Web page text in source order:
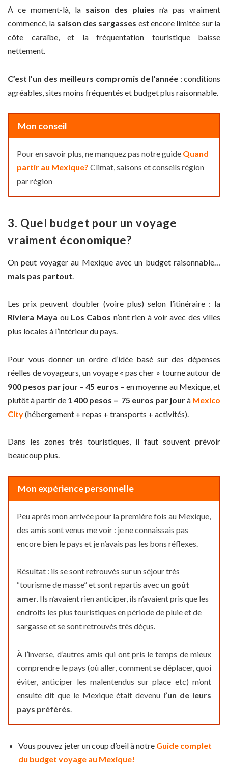
À ce moment-là, la saison des pluies n’a pas vraiment
commencé, la saison des sargasses est encore limitée sur la
côte caraïbe, et la fréquentation touristique baisse
nettement.
C’est l’un des meilleurs compromis de l’année : conditions
agréables, sites moins fréquentés et budget plus raisonnable.
Mon conseil
Pour en savoir plus, ne manquez pas notre guide Quand
partir au Mexique? Climat, saisons et conseils région
par région
3. Quel budget pour un voyage
vraiment économique?
On peut voyager au Mexique avec un budget raisonnable…
mais pas partout
Les prix peuvent doubler (voire plus) selon l’itinéraire : la
Riviera Maya ou Los Cabos n’ont rien à voir avec des villes
plus locales à l’intérieur du pays.
Pour vous donner un ordre d’idée basé sur des dépenses
réelles de voyageurs, un voyage « pas cher » tourne autour de
900 pesos par jour – 45 euros – en moyenne au Mexique, et
plutôt à partir de 1 400 pesos – 75 euros par jourà Mexico
City(hébergement + repas + transports + activités).
Dans les zones très touristiques, il faut souvent prévoir
beaucoup plus.
Mon expérience personnelle
Peu après mon arrivée pour la première fois au Mexique,
des amis sont venus me voir : je ne connaissais pas
encore bien le pays et je n’avais pas les bons réflexes.
Résultat : ils se sont retrouvés sur un séjour très
“tourisme de masse” et sont repartis avec un goût
amer. Ils n’avaient rien anticiper, ils n’avaient pris que les
endroits les plus touristiques en période de pluie et de
sargasse et se sont retrouvés très déçus.
À l’inverse, d’autres amis qui ont pris le temps de mieux
comprendre le pays (où aller, comment se déplacer, quoi
éviter, anticiper les malentendus sur place etc) m’ont
ensuite dit que le Mexique était devenu l’un de leurs
pays préférés
Vous pouvez jeter un coup d’oeil à notre Guide complet
du budget voyage au Mexique!